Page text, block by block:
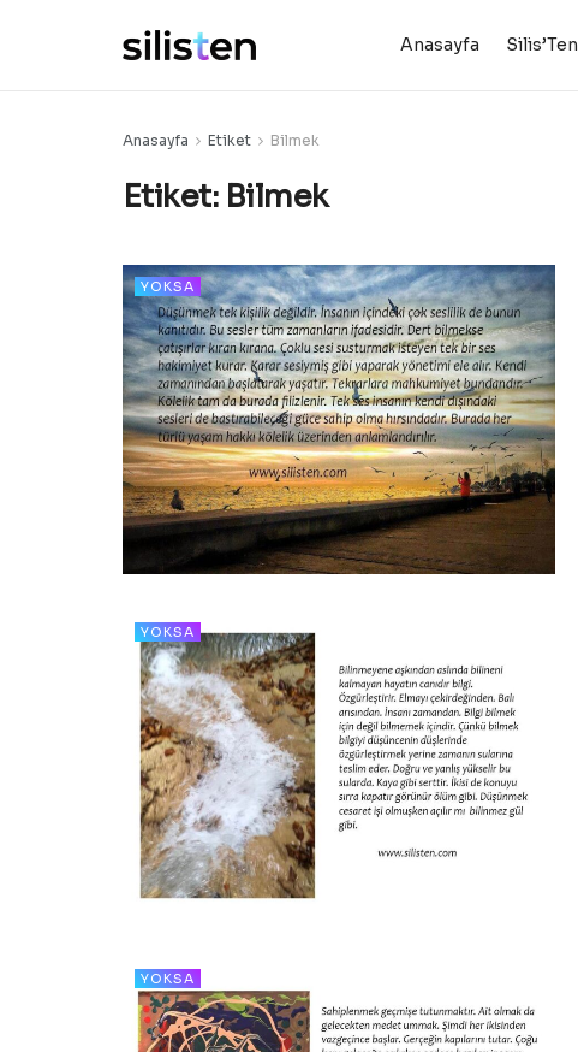
Anasayfa Silis’Ten
Anasayfa Etiket Bilmek
Etiket: Bilmek
YOKSA
YOKSA
YOKSA